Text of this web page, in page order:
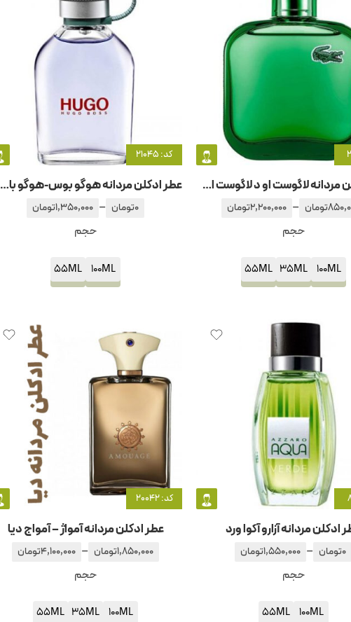
عطر ادکلن مردانه لاگوست او د لاگوست ال .12.12 گرین
تومان –
2,200,000تومان
حجم
100ML
35ML
55ML
کد: 21045
عطر ادکلن مردانه هوگو بوس-هوگو باس هوگو
0تومان –
1,350,000تومان
حجم
100ML
55ML
ادکلن مردانه آزارو آکوا ورد
0تومان –
1,550,000تومان
حجم
100ML
55ML
کد: 20042
عطر ادکلن مردانه آمواژ – آمواج دیا
1,850,000تومان –
4,100,000تومان
حجم
100ML
35ML
55ML